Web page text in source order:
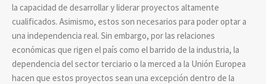
la capacidad de desarrollar y liderar proyectos altamente
cualificados. Asimismo, estos son necesarios para poder optar a
una independencia real. Sin embargo, por las relaciones
económicas que rigen el país como el barrido de la industria, la
dependencia del sector terciario o la merced a la Unión Europea
hacen que estos proyectos sean una excepción dentro de la